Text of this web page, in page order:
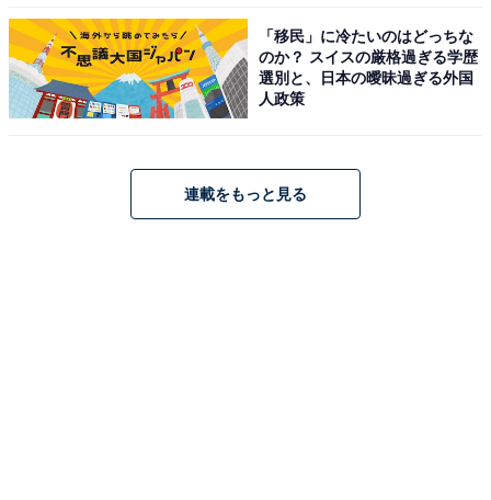
「移民」に冷たいのはどっちな
のか？ スイスの厳格過ぎる学歴
選別と、日本の曖昧過ぎる外国
人政策
連載をもっと見る